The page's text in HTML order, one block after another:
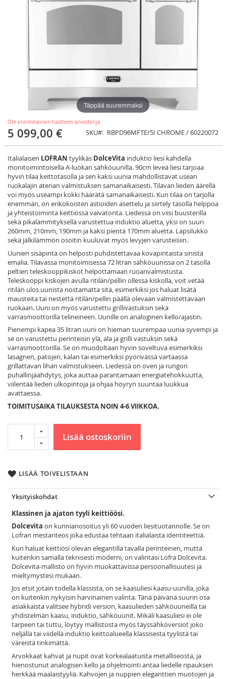
Ole ensimmäinen tuotteen arvostelija
5 099,00 € SKU RBPD96MFTE/5I CHROME / 60220072
Italialaisen LOFRAN tyylikäs DolceVita induktio liesi kahdella
monitoimintoisella A-luokan sähköuunilla. 90cm leveä liesi tarjoaa
hyvin tilaa keittotasolla ja sen kaksi uunia mahdollistavat usean
ruokalajin aterian valmistuksen samanaikaisesti. Tilavan lieden äärellä
voi myös useampi kokki häärätä samanaikaisesti. Kun tilaa on tarjolla
enemmän, on erikokoisten astioiden asettelu ja siirtely tasolla helppoa
ja yhteistoiminta keittiössä vaivatonta. Liedessä on viisi buusterilla
sekä pikalämmityksellä varustettua induktio aluetta, yksi on suuri
260mm, 210mm, 190mm ja kaksi pientä 170mm aluetta. Lapsilukko
sekä jälkilämmön osoitin kuuluvat myös levyjen varusteisiin.
Uunien sisäpinta on helposti puhdistettavaa kovapintaista sinistä
emalia. Tilavassa monitoimisessa 72 litran sähköuunissa on 2 tasolla
peltien teleskooppikiskot helpottamaan ruoanvalmistusta.
Teleskooppi kiskojen avulla ritilän/pellin ollessa kiskolla, voit vetää
ritilän ulos uunista nostamatta sitä, esimerkiksi jos haluat lisätä
mausteita tai nestettä ritilän/pellin päällä olevaan valmistettavaan
ruokaan. Uuni on myös varustettu grillivastuksin sekä
varrasmoottorilla telineineen. Uunille on analoginen kello/ajastin.
Pienempi kapea 35 litran uuni on hieman suurempaa uunia syvempi ja
se on varustettu perinteisin ylä, ala ja grilli vastuksin sekä
varrasmoottorilla. Se on muodoltaan hyvin soveltuva esimerkiksi
lasagnen, patojen, kalan tai esimerkiksi pyörivässä vartaassa
grillattavan lihan valmistukseen. Liedessä on oven ja rungon
puhallinjäähdytys, joka auttaa parantamaan energiatehokkuutta,
viilentää lieden ulkopintoja ja ohjaa höyryn suuntaa luukkua
avattaessa.
TOIMITUSAIKA TILAUKSESTA NOIN 4-6 VIIKKOA.
Lisää ostoskoriin
LISÄÄ TOIVELISTAAN
Täppää suuremmaksi
Yksityiskohdat
Klassinen ja ajaton tyyli keittiöösi.
Dolcevita on kunnianosoitus yli 60 vuoden liesituotannolle. Se on
Lofran mestariteos joka edustaa tehtaan italialaista identiteettiä.
Kun haluat keittiösi olevan elegantilla tavalla perinteinen, mutta
kuitenkin samalla teknisesti moderni, on valintasi Lofra Dolcevita.
Dolcevita-mallisto on hyvin muokattavissa persoonallisuutesi ja
mieltymystesi mukaan.
Jos etsit jotain todella klassista, on se kaasuliesi kaasu-uunilla, joka
on kuitenkin nykyisin harvinainen valinta. Tänä päivänä suurin osa
asiakkaista valitsee hybridi version, kaasulieden sähköuuneilla tai
yhdistelmän kaasu, induktio, sähköuunit. Mikäli kaasuliesi ei ole
tarpeen tai tuttu, löytyy mallistosta myös täyssähköversiot joko
neljällä tai viidellä induktio keittoalueella klassisesta tyylistä tai
väreistä tinkimättä.
Arvokkaat kahvat ja nupit ovat korkealaatuista metalliseosta, ja
hienostunut analogisen kello ja ohjelmointi antaa liedelle ripauksen
herkkää maalaistyyliä. Kahvojen ja nuppien eleganttien muotojen ja